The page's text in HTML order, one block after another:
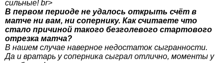
сильные! br>
В первом периоде не удалось открыть счёт в
матче ни вам, ни сопернику. Как считаете что
стало причиной такого безголевого стартового
отрезка матча?
В нашем случае наверное недостаток сыгранности.
Да и вратарь у соперника сыграл отлично, моменты у